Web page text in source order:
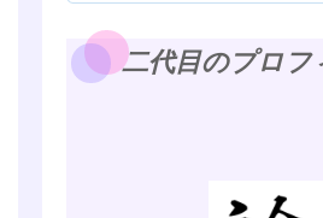
二代目のプロフ